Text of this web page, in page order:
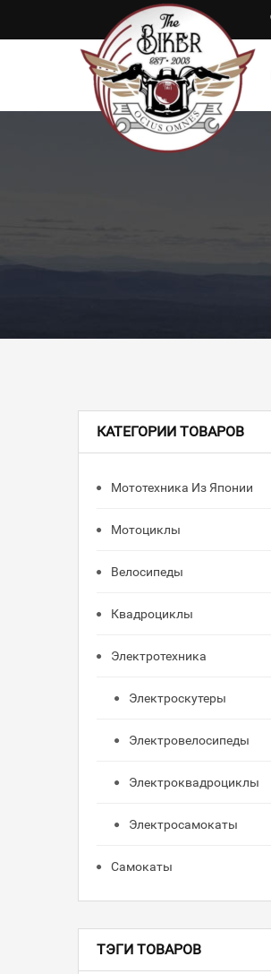
КАТЕГОРИИ ТОВАРОВ
Мототехника Из Японии
Мотоциклы
Велосипеды
Квадроциклы
Электротехника
Электроскутеры
Электровелосипеды
Электроквадроциклы
Электросамокаты
Самокаты
ТЭГИ ТОВАРОВ